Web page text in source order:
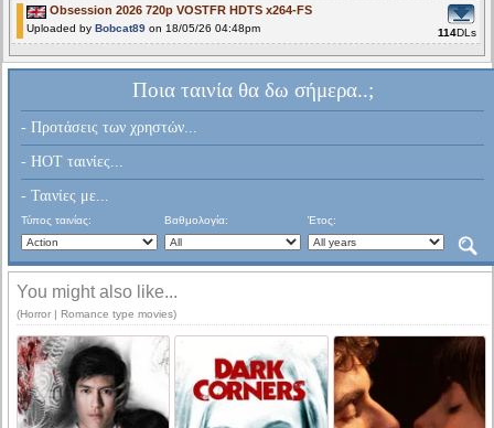
Obsession 2026 720p VOSTFR HDTS x264-FS
Uploaded by Bobcat89 on 18/05/26 04:48pm 114DLs
Ποια ταινία θα δω σήμερα..;
- Προτάσεις των χρηστών...
- HOT ταινίες...
- Ταινίες με...
Τύπος ταινίας: Βαθμολογία: Έτος:
You might also like...
(Horror | Romance type movies)